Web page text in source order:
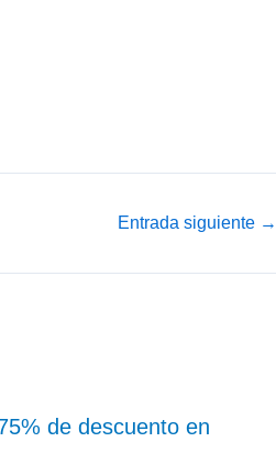
Entrada siguiente →
de descuento en